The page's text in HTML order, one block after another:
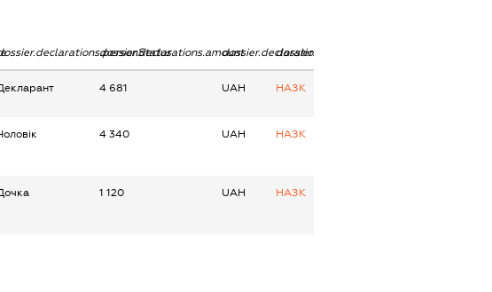
dossier.declarations.amountdossier.declarations.currency
dossier.declarations.source
4 681 UAH НАЗК
4 340 UAH НАЗК
1 120 UAH НАЗК